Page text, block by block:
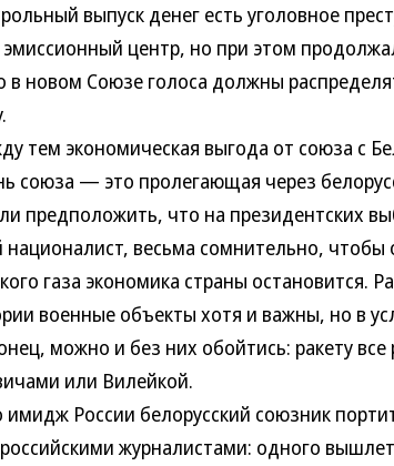
выпуск денег есть уголовное
центр, но при этом
в новом Союзе голоса должны
экономическая выгода от союза с
союза — это пролегающая через
предположить, что на президентских
националист, весьма сомнительно, чтобы
газа экономика страны остановится.
военные объекты хотя и важны, но в
можно и без них обойтись: ракету
или Вилейкой.
России белорусский союзник
журналистами: одного